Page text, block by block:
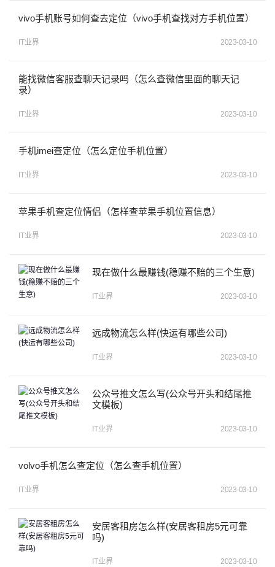
vivo手机账号如何查去定位（vivo手机查找对方手机位置）
IT业界 2023-03-10
能找微信客服查聊天记录吗（怎么查微信里面的聊天记
录）
IT业界 2023-03-10
手机imei查定位（怎么定位手机位置）
IT业界 2023-03-10
苹果手机查定位情侣（怎样查苹果手机位置信息）
IT业界 2023-03-10
现在做什么最赚钱(稳赚不赔的三个生意)
IT业界 2023-03-10
远成物流怎么样(快运有哪些公司)
IT业界 2023-03-10
公众号推文怎么写(公众号开头和结尾推
文模板)
IT业界 2023-03-10
volvo手机怎么查定位（怎么查手机位置）
IT业界 2023-03-10
安居客租房怎么样(安居客租房5元可靠
吗)
IT业界 2023-03-10